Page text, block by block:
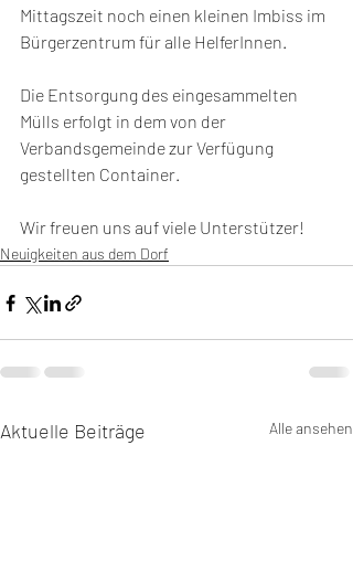
Mittagszeit noch einen kleinen Imbiss im
Bürgerzentrum für alle HelferInnen.
Die Entsorgung des eingesammelten
Mülls erfolgt in dem von der
Verbandsgemeinde zur Verfügung
gestellten Container.
Wir freuen uns auf viele Unterstützer!
Neuigkeiten aus dem Dorf
Aktuelle Beiträge Alle ansehen